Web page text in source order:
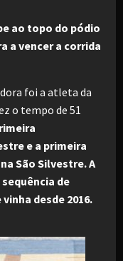
ao topo do pódio
a vencer a corrida
foi a atleta da
o tempo de 51
e a primeira
São Silvestre. A
de
desde 2016.